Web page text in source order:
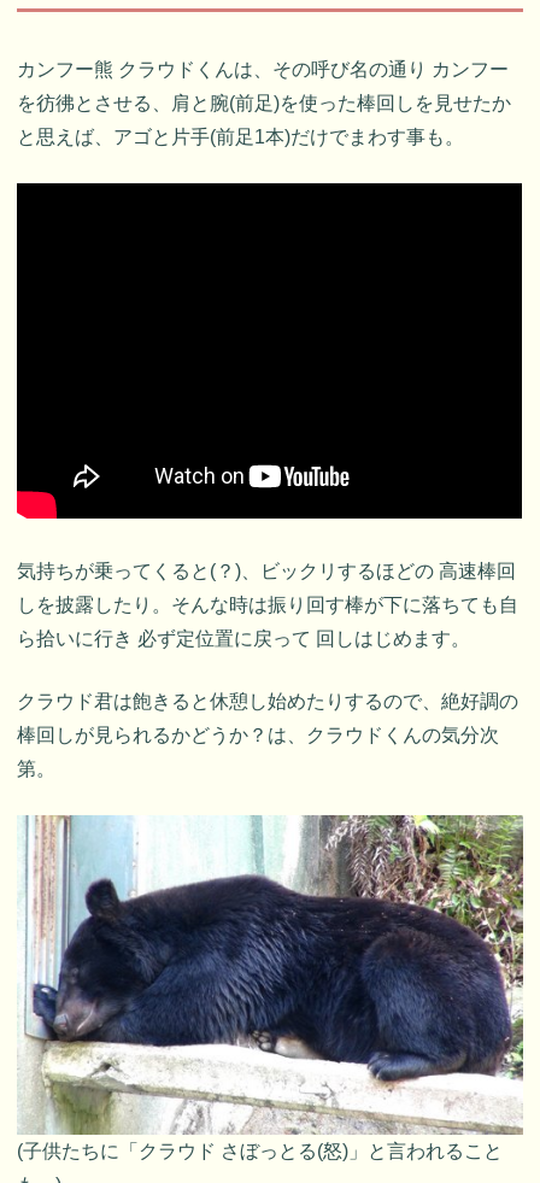
カンフー熊 クラウドくんは、その呼び名の通り カンフー
を彷彿とさせる、肩と腕(前足)を使った棒回しを見せたか
と思えば、アゴと片手(前足1本)だけでまわす事も。
気持ちが乗ってくると(？)、ビックリするほどの 高速棒回
しを披露したり。そんな時は振り回す棒が下に落ちても自
ら拾いに行き 必ず定位置に戻って 回しはじめます。
クラウド君は飽きると休憩し始めたりするので、絶好調の
棒回しが見られるかどうか？は、クラウドくんの気分次
第。
(子供たちに「クラウド さぼっとる(怒)」と言われること